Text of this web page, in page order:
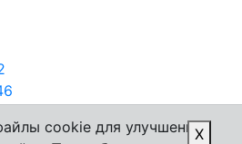
X
cookie для улучшения